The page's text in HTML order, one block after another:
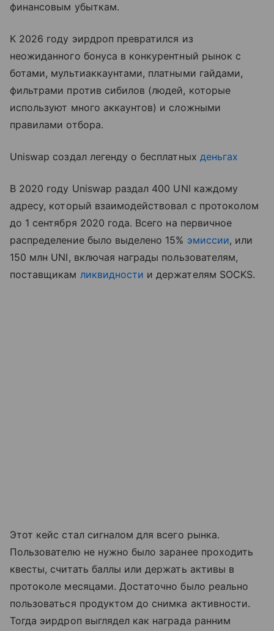
финансовым убыткам.
К 2026 году эирдроп превратился из
неожиданного бонуса в конкурентный рынок с
ботами, мультиаккаунтами, платными гайдами,
фильтрами против сибилов (людей, которые
используют много аккаунтов) и сложными
правилами отбора.
Uniswap создал легенду о бесплатных деньгах
В 2020 году Uniswap раздал 400 UNI каждому
адресу, который взаимодействовал с протоколом
до 1 сентября 2020 года. Всего на первичное
распределение было выделено 15% эмиссии, или
150 млн UNI, включая награды пользователям,
поставщикам ликвидности и держателям SOCKS.
Этот кейс стал сигналом для всего рынка.
Пользователю не нужно было заранее проходить
квесты, считать баллы или держать активы в
протоколе месяцами. Достаточно было реально
пользоваться продуктом до снимка активности.
Тогда эирдроп выглядел как награда ранним